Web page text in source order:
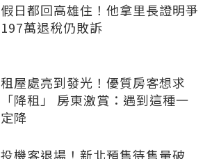
假日都回高雄住！他拿里長證明爭
197萬退稅仍敗訴
租屋處亮到發光！優質房客想求
「降租」 房東激賞：遇到這種一
定降
投機客退場！新北預售待售量破